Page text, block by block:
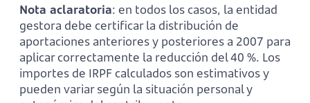
Nota aclaratoria: en todos los casos, la entidad
gestora debe certificar la distribución de
aportaciones anteriores y posteriores a 2007 para
aplicar correctamente la reducción del 40 %. Los
importes de IRPF calculados son estimativos y
pueden variar según la situación personal y